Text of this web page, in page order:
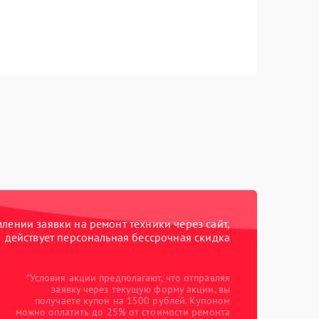
заявки на ремонт техники через сайт,
действует персональная бессрочная скидка
*Условия акции предполагают, что отправляя
заявку через текущую форму акции, вы
получаете купон на 1500 рублей. Купоном
можно оплатить до 25% от стоимости ремонта